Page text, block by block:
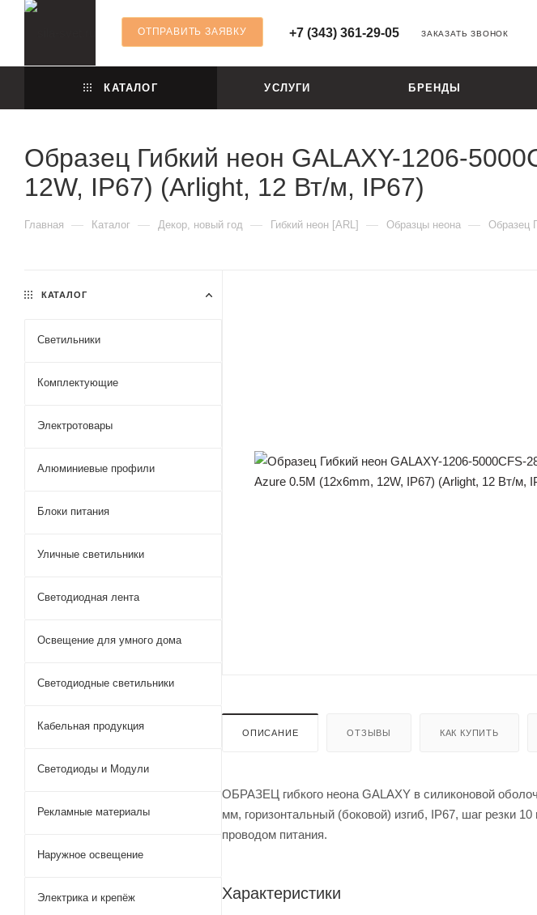
ОТПРАВИТЬ ЗАЯВКУ +7 (343) 361-29-05 ЗАКАЗАТЬ ЗВОНОК
КАТАЛОГ УСЛУГИ БРЕНДЫ
Образец Гибкий неон GALAXY-1206-
12W, IP67) (Arlight, 12 Вт/м, IP67)
Главная — Каталог — Декор, новый год — Гибкий неон [ARL] — Образцы неона — Образец
ОПИСАНИЕ ОТЗЫВЫ КАК КУПИТЬ
ОБРАЗЕЦ гибкого неона GALAXY в силиконовой
мм, горизонтальный (боковой) изгиб, IP67, шаг резки
проводом питания.
Характеристики
КАТАЛОГ
Светильники
Комплектующие
Электротовары
Алюминиевые профили
Блоки питания
Уличные светильники
Светодиодная лента
Освещение для умного дома
Светодиодные светильники
Кабельная продукция
Светодиоды и Модули
Рекламные материалы
Наружное освещение
Электрика и крепёж